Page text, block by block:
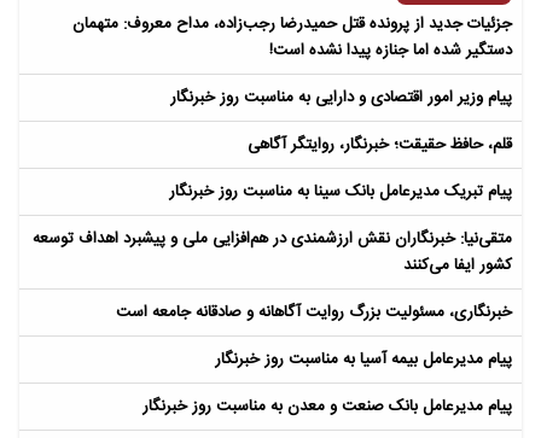
جزئیات جدید از پرونده قتل حمیدرضا رجب‌زاده، مداح معروف: متهمان
دستگیر شده اما جنازه پیدا نشده است!
پیام وزیر امور اقتصادی و دارایی به مناسبت روز خبرنگار
قلم، حافظ حقیقت؛ خبرنگار، روایتگر آگاهی
پیام تبریک مدیرعامل بانک سینا به مناسبت روز خبرنگار
متقی‌نیا: خبرنگاران نقش ارزشمندی در هم‌افزایی ملی و پیشبرد اهداف توسعه
کشور ایفا می‌کنند
خبرنگاری، مسئولیت بزرگ روایت آگاهانه و صادقانه جامعه است
پیام مدیرعامل بیمه آسیا به مناسبت روز خبرنگار
پیام مدیرعامل بانک صنعت و معدن به مناسبت روز خبرنگار